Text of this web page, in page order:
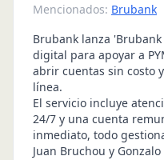
Mencionados: Brubank
Brubank lanza
digital para apoyar a
abrir cuentas sin costo
línea.
El servicio incluye
24/7 y una cuenta
inmediato, todo
Juan Bruchou y